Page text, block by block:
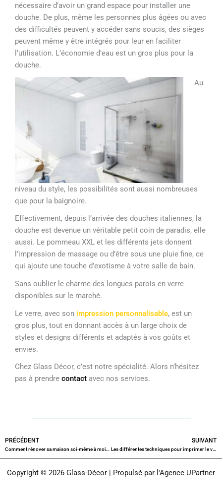
nécessaire d’avoir un grand espace pour installer une
douche. De plus, même les personnes plus âgées ou avec
des difficultés peuvent y accéder sans soucis, des sièges
peuvent même y être intégrés pour leur en faciliter
l’utilisation. L’économie d’eau est un gros plus pour la
douche.
Au
niveau du style, les possibilités sont aussi nombreuses
que pour la baignoire.
Effectivement, depuis l’arrivée des douches italiennes, la
douche est devenue un véritable petit coin de paradis, elle
aussi. Le pommeau XXL et les différents jets donnent
l’impression de massage ou d’être sous une pluie fine, ce
qui ajoute une touche d’exotisme à votre salle de bain.
Sans oublier le charme des longues parois en verre
disponibles sur le marché.
Le verre, avec son impression personnalisable, est un
gros plus, tout en donnant accès à un large choix de
styles et designs différents et adaptés à vos goûts et
envies.
Chez Glass Décor, c’est notre spécialité. Alors n’hésitez
pas à prendre contact avec nos services.
Précédent
PRÉCÉDENT
Comment rénover sa maison soi-même à moindre coût ?
SUIVANT
Les différentes techniques pour imprimer le verre
Copyright © 2026 Glass-Décor | Propulsé par l'Agence UPartner